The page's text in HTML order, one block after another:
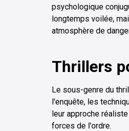
psychologique
longtemps voilée,
atmosphère de
Thrillers
Le sous-genre du
l'enquête, les
leur approche
forces de l'ordre.